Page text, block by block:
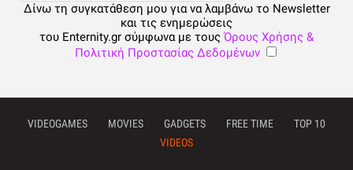
Δίνω τη συγκατάθεση μου για να λαμβάνω το Newsletter
και τις ενημερώσεις
του Enternity.gr σύμφωνα με τους Όρους Χρήσης &
Πολιτική Προστασίας Δεδομένων
VIDEOGAMES MOVIES GADGETS FREE TIME
TOP 10
VIDEOS